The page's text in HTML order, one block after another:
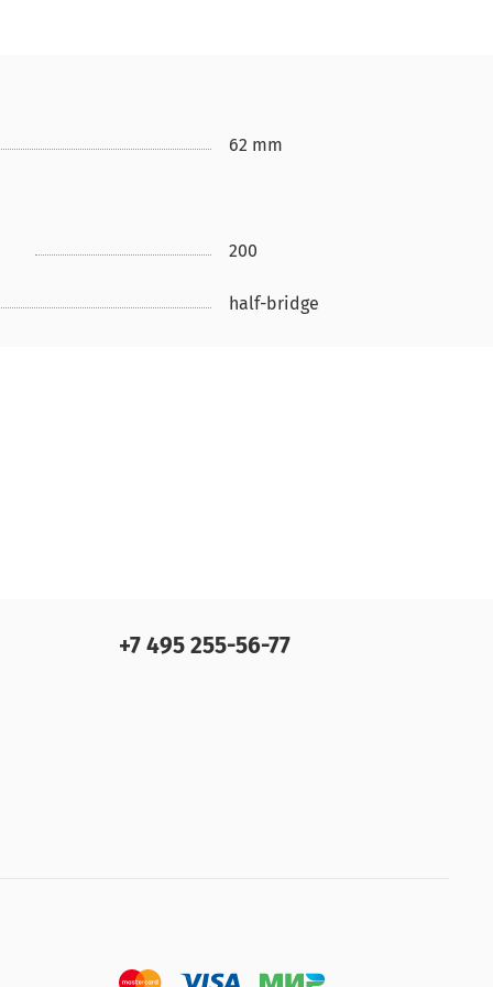
62 mm
200
half-bridge
+7 495 255-56-77